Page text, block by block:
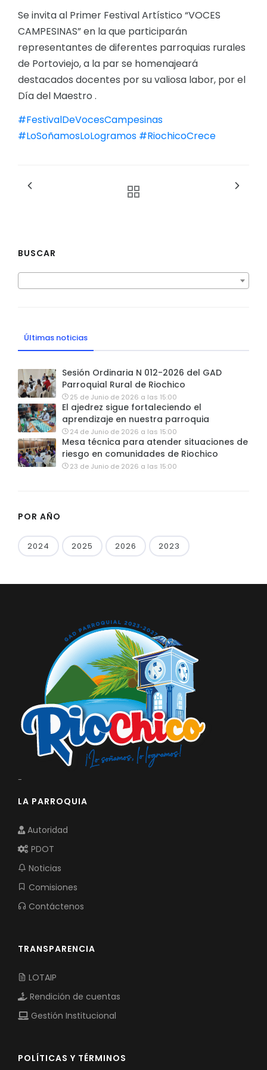
Se invita al Primer Festival Artístico “VOCES
CAMPESINAS” en la que participarán
representantes de diferentes parroquias rurales
de Portoviejo, a la par se homenajeará
destacados docentes por su valiosa labor, por el
Día del Maestro .
#FestivalDeVocesCampesinas
#LoSoñamosLoLogramos #RiochicoCrece
BUSCAR
Últimas noticias
Sesión Ordinaria N 012-2026 del GAD
Parroquial Rural de Riochico
25 de Junio de 2026 a las 15:00
El ajedrez sigue fortaleciendo el
aprendizaje en nuestra parroquia
24 de Junio de 2026 a las 15:00
Mesa técnica para atender situaciones de
riesgo en comunidades de Riochico
23 de Junio de 2026 a las 15:00
POR AÑO
2024 2025 2026 2023
-
LA PARROQUIA
Autoridad
PDOT
Noticias
Comisiones
Contáctenos
TRANSPARENCIA
LOTAIP
Rendición de cuentas
Gestión Institucional
POLÍTICAS Y TÉRMINOS